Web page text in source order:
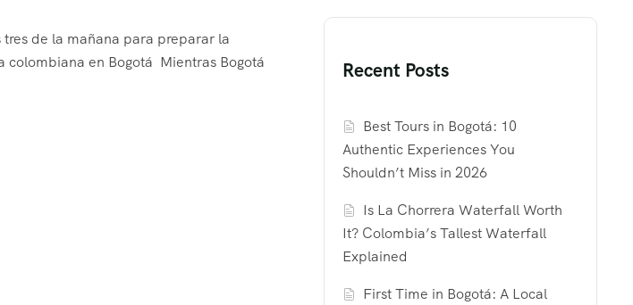
de la mañana para preparar la
colombiana en Bogotá Mientras Bogotá
Recent Posts
Best Tours in Bogotá: 10
Authentic Experiences You
Shouldn’t Miss in 2026
Is La Chorrera Waterfall Worth
It? Colombia’s Tallest Waterfall
Explained
First Time in Bogotá: A Local